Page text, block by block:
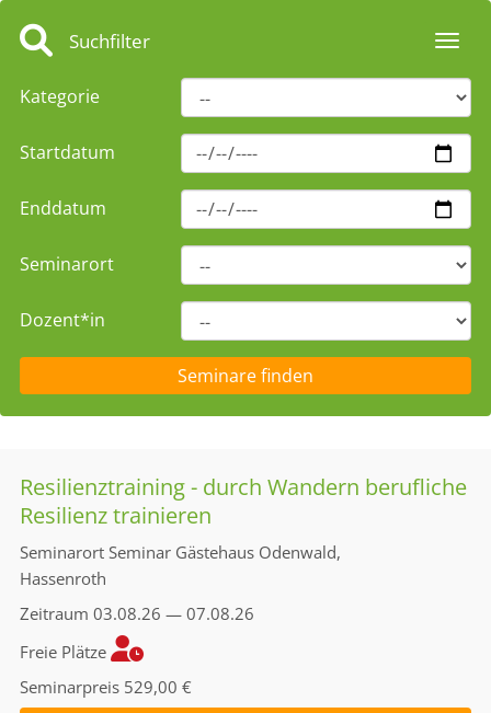
Suchfilter
Kategorie
Startdatum
Enddatum
Seminarort
Dozent*in
Resilienztraining - durch Wandern berufliche
Resilienz trainieren
Seminarort Seminar Gästehaus Odenwald,
Hassenroth
Zeitraum 03.08.26 — 07.08.26
Freie Plätze
Seminarpreis 529,00 €